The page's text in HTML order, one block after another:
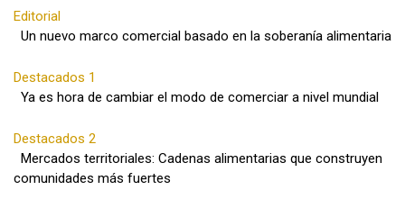
Editorial
Un nuevo marco comercial basado en la soberanía alimentaria
Destacados 1
Ya es hora de cambiar el modo de comerciar a nivel mundial
Destacados 2
Mercados territoriales: Cadenas alimentarias que construyen
comunidades más fuertes